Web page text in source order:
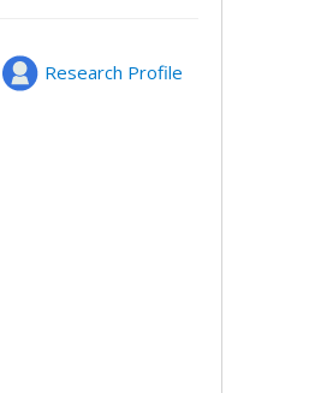
Research Profile